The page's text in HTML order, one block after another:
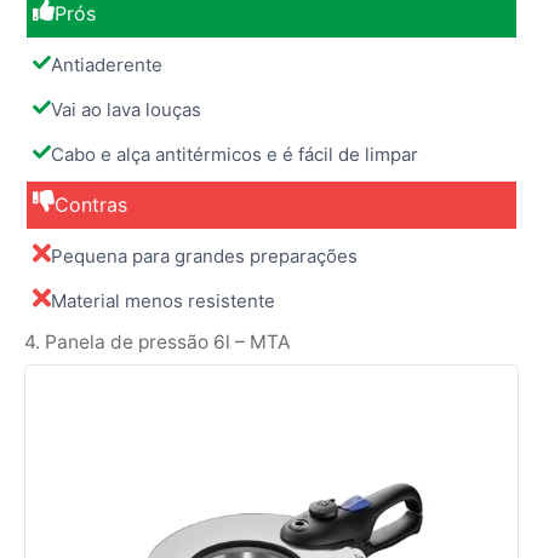
Prós
Antiaderente
Vai ao lava louças
Cabo e alça antitérmicos e é fácil de limpar
Contras
Pequena para grandes preparações
Material menos resistente
4. Panela de pressão 6l – MTA